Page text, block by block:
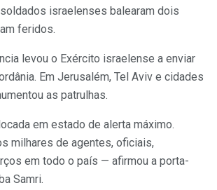
israelenses balearam dois
feridos.
levou o Exército israelense a enviar
Em Jerusalém, Tel Aviv e cidades
as patrulhas.
em estado de alerta máximo.
milhares de agentes, oficiais,
em todo o país — afirmou a porta-
Samri.